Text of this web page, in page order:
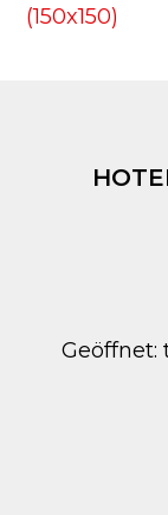
(150x150)
Geöffnet: